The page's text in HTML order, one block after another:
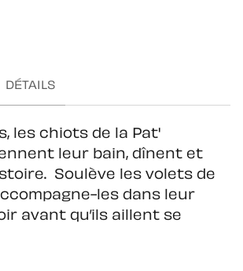
DÉTAILS
les chiots de la Pat'
leur bain, dînent et
Soulève les volets de
les dans leur
avant qu’ils aillent se